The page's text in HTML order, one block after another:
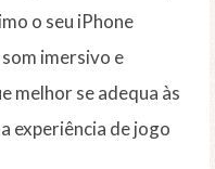
o seu iPhone
imersivo e
melhor se adequa às
experiência de jogo